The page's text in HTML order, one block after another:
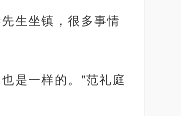
生坐镇，很多事情
是一样的。”范礼庭